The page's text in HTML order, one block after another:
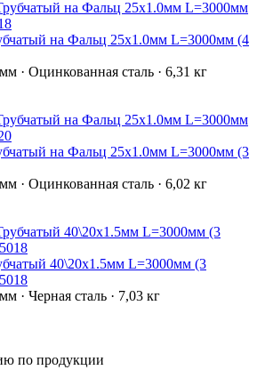
на Фальц 25х1.0мм L=3000мм (4
· Оцинкованная сталь · 6,31 кг
на Фальц 25х1.0мм L=3000мм (3
· Оцинкованная сталь · 6,02 кг
40\20х1.5мм L=3000мм (3
· Черная сталь · 7,03 кг
по продукции